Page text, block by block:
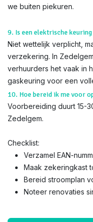
we buiten piekuren.
9. Is een elektrische
Niet wettelijk verplicht,
verzekering. In
verhuurders het vaak in
gaskeuring voor een
10. Hoe bereid ik me voor
Voorbereiding duurt 15-
Zedelgem.
Checklist:
Verzamel EAN-
Maak zekeringkast
Bereid stroomplan
Noteer renovaties